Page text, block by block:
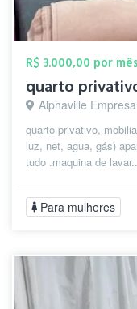
R$ 3.000,00 por mês
quarto
Alphaville
quarto privativo,
luz, net, agua, gás)
tudo .maquina de
Para mulheres